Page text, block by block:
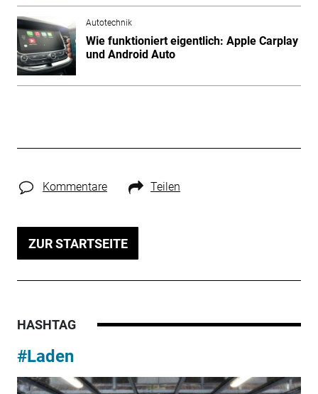
Autotechnik
Wie funktioniert eigentlich: Apple Carplay
und Android Auto
Kommentare Teilen
ZUR STARTSEITE
HASHTAG
#Laden